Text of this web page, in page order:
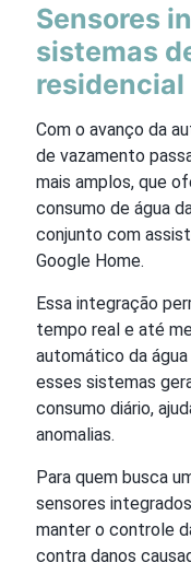
Sensores
sistemas
residencial
Com o avanço da
de vazamento
mais amplos, que
consumo de água
conjunto com
Google Home.
Essa integração
tempo real e até
automático da
esses sistemas
consumo diário,
anomalias.
Para quem busca
sensores
manter o controle
contra danos